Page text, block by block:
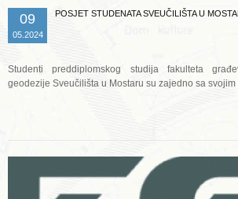
09
05.2024
POSJET STUDENATA SVEUČILIŠTA U
Studenti preddiplomskog studija fakulteta
geodezije Sveučilišta u Mostaru su zajedno sa